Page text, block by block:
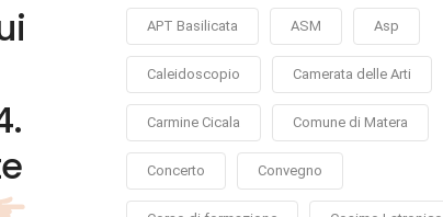
APT Basilicata ASM Asp
Caleidoscopio Camerata delle Arti
Carmine Cicala Comune di Matera
Concerto Convegno